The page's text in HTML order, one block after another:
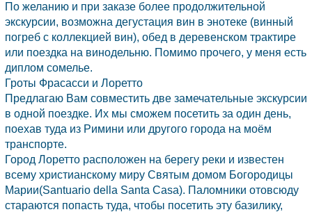
По желанию и при заказе более продолжительной
экскурсии, возможна дегустация вин в энотеке (винный
погреб с коллекцией вин), обед в деревенском трактире
или поездка на винодельню. Помимо прочего, у меня есть
диплом сомелье.
Гроты Фрасасси и Лоретто
Предлагаю Вам совместить две замечательные экскурсии
в одной поездке. Их мы сможем посетить за один день,
поехав туда из Римини или другого города на моём
транспорте.
Город Лоретто расположен на берегу реки и известен
всему христианскому миру Святым домом Богородицы
Марии(Santuario della Santa Casa). Паломники отовсюду
стараются попасть туда, чтобы посетить эту базилику,